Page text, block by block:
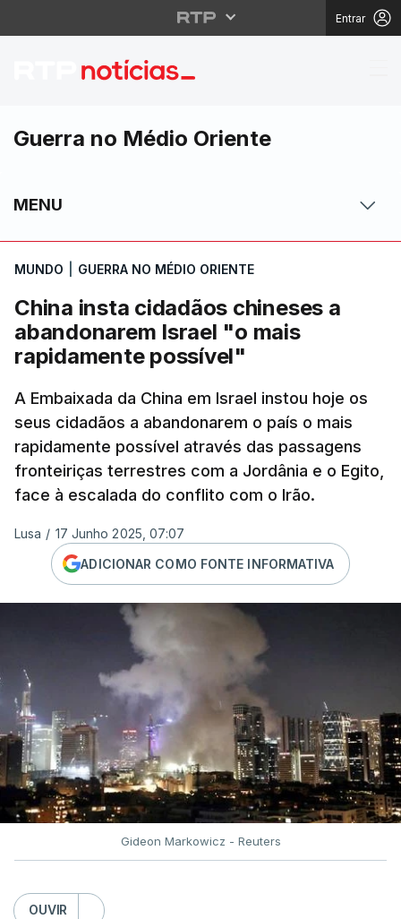
Entrar
China insta cidadãos
Guerra no Médio Oriente
MENU
MUNDO GUERRA NO MÉDIO ORIENTE
China insta cidadãos chineses a
abandonarem Israel "o mais
rapidamente possível"
A Embaixada da China em Israel instou hoje os
seus cidadãos a abandonarem o país o mais
rapidamente possível através das passagens
fronteiriças terrestres com a Jordânia e o Egito,
face à escalada do conflito com o Irão.
Lusa / 17 Junho 2025, 07:07
ADICIONAR COMO FONTE INFORMATIVA
Gideon Markowicz - Reuters
OUVIR